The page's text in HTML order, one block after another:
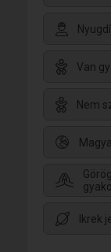
Van
Nem
Ikrek